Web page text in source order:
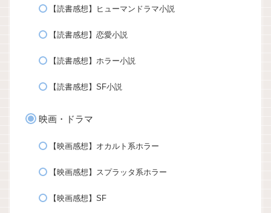
【読書感想】ヒューマンドラマ小説
【読書感想】恋愛小説
【読書感想】ホラー小説
【読書感想】SF小説
映画・ドラマ
【映画感想】オカルト系ホラー
【映画感想】スプラッタ系ホラー
【映画感想】SF